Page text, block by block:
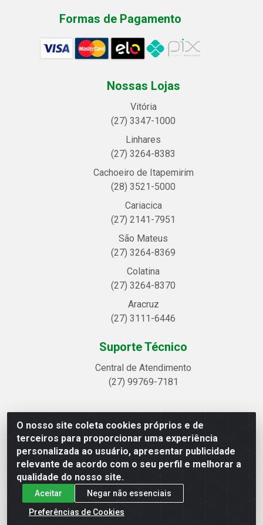
O nosso site coleta cookies próprios e de
terceiros para proporcionar uma experiência
personalizada ao usuário, apresentar publicidade
relevante de acordo com o seu perfil e melhorar a
qualidade do nosso site.
Aceitar
Negar não essenciais
Preferências de Cookies
Formas de Pagamento
Nossas Lojas
Vitória
(27) 3347-1000
Linhares
(27) 3264-8383
Cachoeiro de Itapemirim
(28) 3521-5000
Cariacica
(27) 2141-7951
São Mateus
(27) 3264-8369
Colatina
(27) 3264-8370
Aracruz
(27) 3111-6446
Suporte Técnico
Central de Atendimento
(27) 99769-7181
Linhavix Distribuidora LTDA - Avenida Alegre, 2521 -
Quadra314 Lote 05 e 07 - Shell, Linhares/ES - CEP 29.901-605
- CNPJ 20.857.514/0001-75